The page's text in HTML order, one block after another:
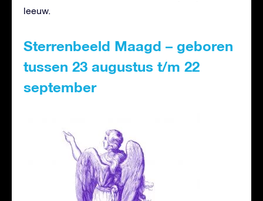
leeuw.
Sterrenbeeld Maagd – geboren
tussen 23 augustus t/m 22
september